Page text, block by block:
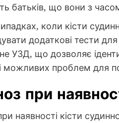
батьків, що вони з
коли кісти
додаткові тести
УЗД, що дозволяє
можливих проблем для
при
наявності кісти